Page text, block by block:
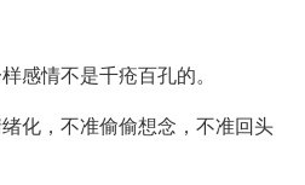
感情不是千疮百孔的。
化，不准偷偷想念，不准回头